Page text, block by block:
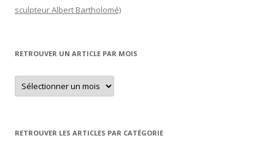
sculpteur Albert Bartholomé)
RETROUVER UN ARTICLE PAR MOIS
Retrouver
un
article
RETROUVER LES ARTICLES PAR CATÉGORIE